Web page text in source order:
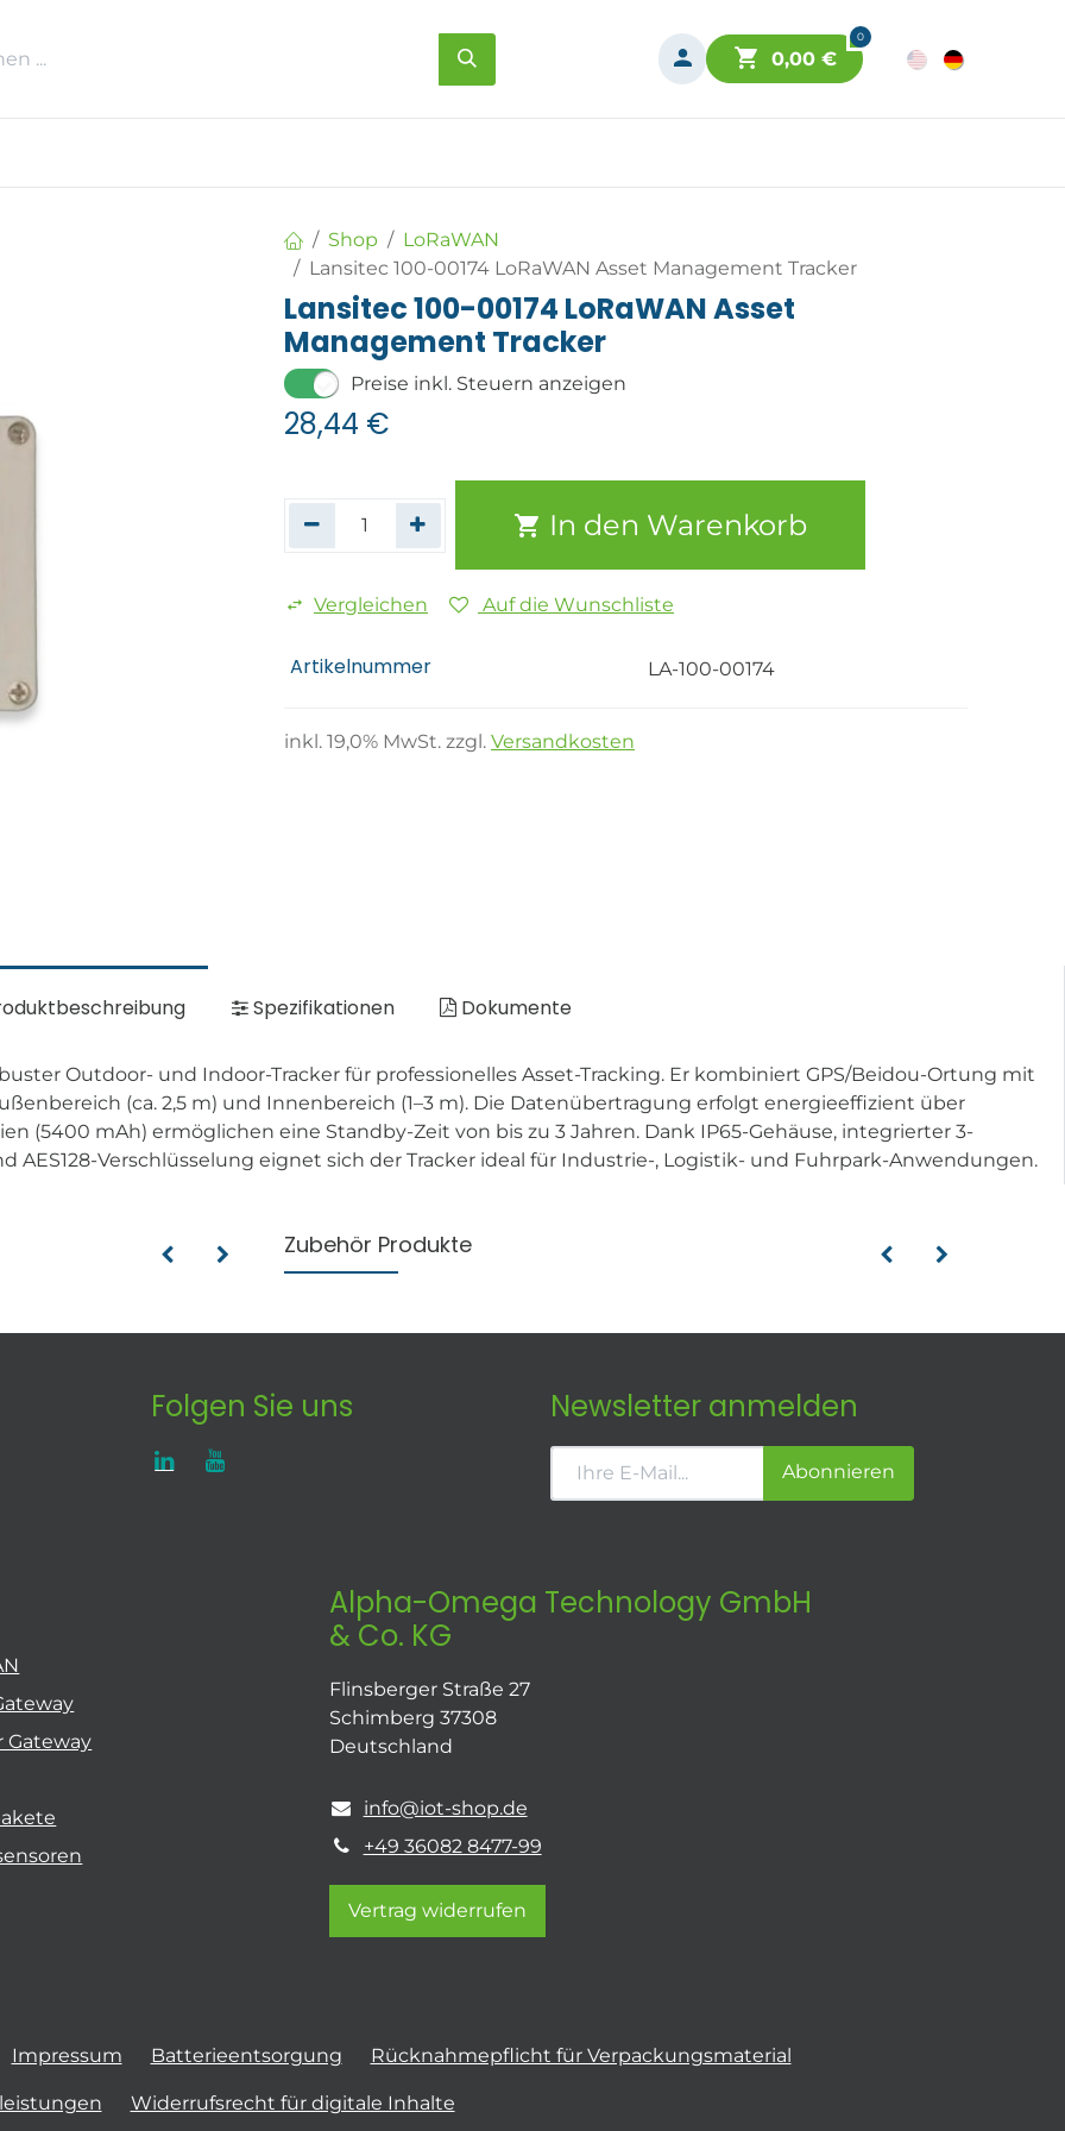
0
0,00€
Shop
LoRaWAN
Lansitec 100-00174 LoRaWAN Asset Management Tracker
Lansitec 100-00174 LoRaWAN Asset
Management Tracker
Preise inkl. Steuern anzeigen
28,44 €
In den Warenkorb
Vergleichen Auf die Wunschliste
Artikelnummer LA-100-00174
inkl. 19,0% MwSt. zzgl. Versandkosten
Spezifikationen Dokumente
Outdoor- und Indoor-Tracker für professionelles Asset-Tracking. Er kombiniert GPS/Beidou-Ortung mit
(ca. 2,5 m) und Innenbereich (1–3 m). Die Datenübertragung erfolgt energieeffizient über
(5400 mAh) ermöglichen eine Standby-Zeit von bis zu 3 Jahren. Dank IP65-Gehäuse, integrierter 3-
Verschlüsselung eignet sich der Tracker ideal für Industrie-, Logistik- und Fuhrpark-Anwendungen.
Zubehör Produkte
Folgen Sie uns Newsletter anmelden
Abonnieren
Gateway
Alpha-Omega Technology GmbH
& Co. KG
Flinsberger Straße 27
Schimberg 37308
Deutschland
info@iot-shop.de
+49 36082 8477-99
Vertrag widerrufen
Impressum Batterieentsorgung Rücknahmepflicht für Verpackungsmaterial
Widerrufsrecht für digitale Inhalte